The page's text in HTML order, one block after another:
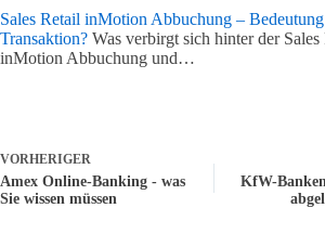
Sales Retail inMotion Abbuchung –
Transaktion? Was verbirgt sich hinter der Sales
inMotion Abbuchung und…
VORHERIGER
Amex Online-Banking - was
Sie wissen müssen
KfW-